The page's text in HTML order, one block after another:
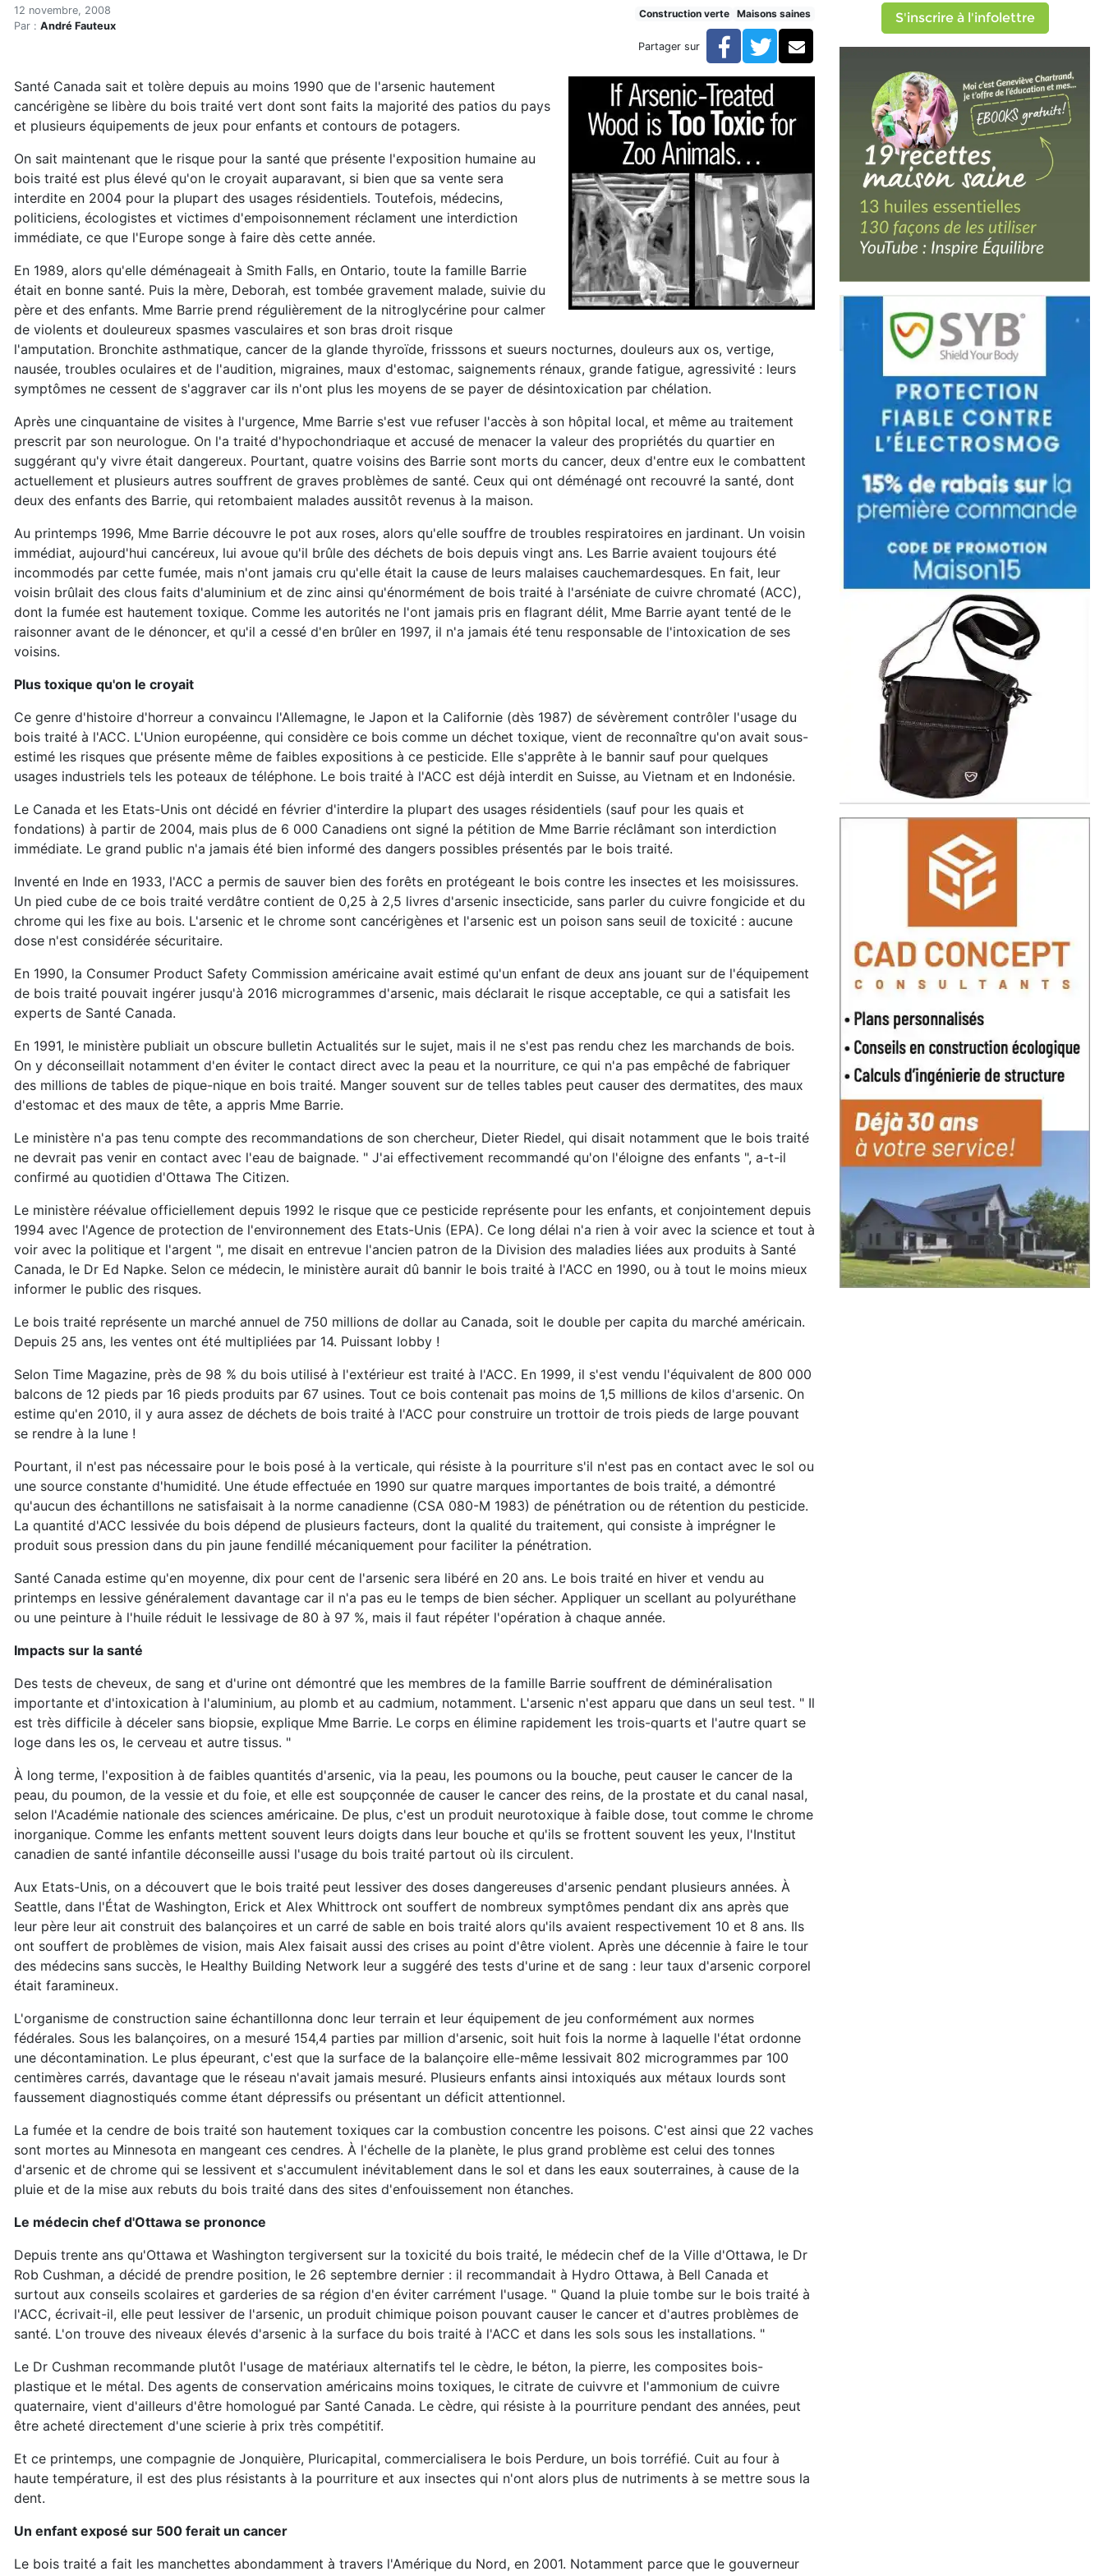
Accueil
Articles
Pique-nique à l'arsenic
Pique-nique à l'arsenic
12 novembre, 2008
Par : André Fauteux
Construction verte Maisons saines
Partager sur Facebook
TwitterCourriel
Santé Canada sait et tolère depuis au moins 1990 que de l'arsenic hautement
cancérigène se libère du bois traité vert dont sont faits la majorité des patios du pays
et plusieurs équipements de jeux pour enfants et contours de potagers.
On sait maintenant que le risque pour la santé que présente l'exposition humaine au
bois traité est plus élevé qu'on le croyait auparavant, si bien que sa vente sera
interdite en 2004 pour la plupart des usages résidentiels. Toutefois, médecins,
politiciens, écologistes et victimes d'empoisonnement réclament une interdiction
immédiate, ce que l'Europe songe à faire dès cette année.
En 1989, alors qu'elle déménageait à Smith Falls, en Ontario, toute la famille Barrie
était en bonne santé. Puis la mère, Deborah, est tombée gravement malade, suivie du
père et des enfants. Mme Barrie prend régulièrement de la nitroglycérine pour calmer
de violents et douleureux spasmes vasculaires et son bras droit risque
l'amputation. Bronchite asthmatique, cancer de la glande thyroïde, frisssons et sueurs nocturnes, douleurs aux os, vertige,
nausée, troubles oculaires et de l'audition, migraines, maux d'estomac, saignements rénaux, grande fatigue, agressivité : leurs
symptômes ne cessent de s'aggraver car ils n'ont plus les moyens de se payer de désintoxication par chélation.
Après une cinquantaine de visites à l'urgence, Mme Barrie s'est vue refuser l'accès à son hôpital local, et même au traitement
prescrit par son neurologue. On l'a traité d'hypochondriaque et accusé de menacer la valeur des propriétés du quartier en
suggérant qu'y vivre était dangereux. Pourtant, quatre voisins des Barrie sont morts du cancer, deux d'entre eux le combattent
actuellement et plusieurs autres souffrent de graves problèmes de santé. Ceux qui ont déménagé ont recouvré la santé, dont
deux des enfants des Barrie, qui retombaient malades aussitôt revenus à la maison.
Au printemps 1996, Mme Barrie découvre le pot aux roses, alors qu'elle souffre de troubles respiratoires en jardinant. Un voisin
immédiat, aujourd'hui cancéreux, lui avoue qu'il brûle des déchets de bois depuis vingt ans. Les Barrie avaient toujours été
incommodés par cette fumée, mais n'ont jamais cru qu'elle était la cause de leurs malaises cauchemardesques. En fait, leur
voisin brûlait des clous faits d'aluminium et de zinc ainsi qu'énormément de bois traité à l'arséniate de cuivre chromaté (ACC),
dont la fumée est hautement toxique. Comme les autorités ne l'ont jamais pris en flagrant délit, Mme Barrie ayant tenté de le
raisonner avant de le dénoncer, et qu'il a cessé d'en brûler en 1997, il n'a jamais été tenu responsable de l'intoxication de ses
voisins.
Plus toxique qu'on le croyait
Ce genre d'histoire d'horreur a convaincu l'Allemagne, le Japon et la Californie (dès 1987) de sévèrement contrôler l'usage du
bois traité à l'ACC. L'Union européenne, qui considère ce bois comme un déchet toxique, vient de reconnaître qu'on avait sous-
estimé les risques que présente même de faibles expositions à ce pesticide. Elle s'apprête à le bannir sauf pour quelques
usages industriels tels les poteaux de téléphone. Le bois traité à l'ACC est déjà interdit en Suisse, au Vietnam et en Indonésie.
Le Canada et les Etats-Unis ont décidé en février d'interdire la plupart des usages résidentiels (sauf pour les quais et
fondations) à partir de 2004, mais plus de 6 000 Canadiens ont signé la pétition de Mme Barrie réclâmant son interdiction
immédiate. Le grand public n'a jamais été bien informé des dangers possibles présentés par le bois traité.
Inventé en Inde en 1933, l'ACC a permis de sauver bien des forêts en protégeant le bois contre les insectes et les moisissures.
Un pied cube de ce bois traité verdâtre contient de 0,25 à 2,5 livres d'arsenic insecticide, sans parler du cuivre fongicide et du
chrome qui les fixe au bois. L'arsenic et le chrome sont cancérigènes et l'arsenic est un poison sans seuil de toxicité : aucune
dose n'est considérée sécuritaire.
En 1990, la Consumer Product Safety Commission américaine avait estimé qu'un enfant de deux ans jouant sur de l'équipement
de bois traité pouvait ingérer jusqu'à 2016 microgrammes d'arsenic, mais déclarait le risque acceptable, ce qui a satisfait les
experts de Santé Canada.
En 1991, le ministère publiait un obscure bulletin Actualités sur le sujet, mais il ne s'est pas rendu chez les marchands de bois.
On y déconseillait notamment d'en éviter le contact direct avec la peau et la nourriture, ce qui n'a pas empêché de fabriquer
des millions de tables de pique-nique en bois traité. Manger souvent sur de telles tables peut causer des dermatites, des maux
d'estomac et des maux de tête, a appris Mme Barrie.
Le ministère n'a pas tenu compte des recommandations de son chercheur, Dieter Riedel, qui disait notamment que le bois traité
ne devrait pas venir en contact avec l'eau de baignade. " J'ai effectivement recommandé qu'on l'éloigne des enfants ", a-t-il
confirmé au quotidien d'Ottawa The Citizen.
Le ministère réévalue officiellement depuis 1992 le risque que ce pesticide représente pour les enfants, et conjointement depuis
1994 avec l'Agence de protection de l'environnement des Etats-Unis (EPA). Ce long délai n'a rien à voir avec la science et tout à
voir avec la politique et l'argent ", me disait en entrevue l'ancien patron de la Division des maladies liées aux produits à Santé
Canada, le Dr Ed Napke. Selon ce médecin, le ministère aurait dû bannir le bois traité à l'ACC en 1990, ou à tout le moins mieux
informer le public des risques.
Le bois traité représente un marché annuel de 750 millions de dollar au Canada, soit le double per capita du marché américain.
Depuis 25 ans, les ventes ont été multipliées par 14. Puissant lobby !
Selon Time Magazine, près de 98 % du bois utilisé à l'extérieur est traité à l'ACC. En 1999, il s'est vendu l'équivalent de 800 000
balcons de 12 pieds par 16 pieds produits par 67 usines. Tout ce bois contenait pas moins de 1,5 millions de kilos d'arsenic. On
estime qu'en 2010, il y aura assez de déchets de bois traité à l'ACC pour construire un trottoir de trois pieds de large pouvant
se rendre à la lune !
Pourtant, il n'est pas nécessaire pour le bois posé à la verticale, qui résiste à la pourriture s'il n'est pas en contact avec le sol ou
une source constante d'humidité. Une étude effectuée en 1990 sur quatre marques importantes de bois traité, a démontré
qu'aucun des échantillons ne satisfaisait à la norme canadienne (CSA 080-M 1983) de pénétration ou de rétention du pesticide.
La quantité d'ACC lessivée du bois dépend de plusieurs facteurs, dont la qualité du traitement, qui consiste à imprégner le
produit sous pression dans du pin jaune fendillé mécaniquement pour faciliter la pénétration.
Santé Canada estime qu'en moyenne, dix pour cent de l'arsenic sera libéré en 20 ans. Le bois traité en hiver et vendu au
printemps en lessive généralement davantage car il n'a pas eu le temps de bien sécher. Appliquer un scellant au polyuréthane
ou une peinture à l'huile réduit le lessivage de 80 à 97 %, mais il faut répéter l'opération à chaque année.
Impacts sur la santé
Des tests de cheveux, de sang et d'urine ont démontré que les membres de la famille Barrie souffrent de déminéralisation
importante et d'intoxication à l'aluminium, au plomb et au cadmium, notamment. L'arsenic n'est apparu que dans un seul test. " Il
est très difficile à déceler sans biopsie, explique Mme Barrie. Le corps en élimine rapidement les trois-quarts et l'autre quart se
loge dans les os, le cerveau et autre tissus. "
À long terme, l'exposition à de faibles quantités d'arsenic, via la peau, les poumons ou la bouche, peut causer le cancer de la
peau, du poumon, de la vessie et du foie, et elle est soupçonnée de causer le cancer des reins, de la prostate et du canal nasal,
selon l'Académie nationale des sciences américaine. De plus, c'est un produit neurotoxique à faible dose, tout comme le chrome
inorganique. Comme les enfants mettent souvent leurs doigts dans leur bouche et qu'ils se frottent souvent les yeux, l'Institut
canadien de santé infantile déconseille aussi l'usage du bois traité partout où ils circulent.
Aux Etats-Unis, on a découvert que le bois traité peut lessiver des doses dangereuses d'arsenic pendant plusieurs années. À
Seattle, dans l'État de Washington, Erick et Alex Whittrock ont souffert de nombreux symptômes pendant dix ans après que
leur père leur ait construit des balançoires et un carré de sable en bois traité alors qu'ils avaient respectivement 10 et 8 ans. Ils
ont souffert de problèmes de vision, mais Alex faisait aussi des crises au point d'être violent. Après une décennie à faire le tour
des médecins sans succès, le Healthy Building Network leur a suggéré des tests d'urine et de sang : leur taux d'arsenic corporel
était faramineux.
L'organisme de construction saine échantillonna donc leur terrain et leur équipement de jeu conformément aux normes
fédérales. Sous les balançoires, on a mesuré 154,4 parties par million d'arsenic, soit huit fois la norme à laquelle l'état ordonne
une décontamination. Le plus épeurant, c'est que la surface de la balançoire elle-même lessivait 802 microgrammes par 100
centimères carrés, davantage que le réseau n'avait jamais mesuré. Plusieurs enfants ainsi intoxiqués aux métaux lourds sont
faussement diagnostiqués comme étant dépressifs ou présentant un déficit attentionnel.
La fumée et la cendre de bois traité son hautement toxiques car la combustion concentre les poisons. C'est ainsi que 22 vaches
sont mortes au Minnesota en mangeant ces cendres. À l'échelle de la planète, le plus grand problème est celui des tonnes
d'arsenic et de chrome qui se lessivent et s'accumulent inévitablement dans le sol et dans les eaux souterraines, à cause de la
pluie et de la mise aux rebuts du bois traité dans des sites d'enfouissement non étanches.
Le médecin chef d'Ottawa se prononce
Depuis trente ans qu'Ottawa et Washington tergiversent sur la toxicité du bois traité, le médecin chef de la Ville d'Ottawa, le Dr
Rob Cushman, a décidé de prendre position, le 26 septembre dernier : il recommandait à Hydro Ottawa, à Bell Canada et
surtout aux conseils scolaires et garderies de sa région d'en éviter carrément l'usage. " Quand la pluie tombe sur le bois traité à
l'ACC, écrivait-il, elle peut lessiver de l'arsenic, un produit chimique poison pouvant causer le cancer et d'autres problèmes de
santé. L'on trouve des niveaux élevés d'arsenic à la surface du bois traité à l'ACC et dans les sols sous les installations. "
Le Dr Cushman recommande plutôt l'usage de matériaux alternatifs tel le cèdre, le béton, la pierre, les composites bois-
plastique et le métal. Des agents de conservation américains moins toxiques, le citrate de cuivvre et l'ammonium de cuivre
quaternaire, vient d'ailleurs d'être homologué par Santé Canada. Le cèdre, qui résiste à la pourriture pendant des années, peut
être acheté directement d'une scierie à prix très compétitif.
Et ce printemps, une compagnie de Jonquière, Pluricapital, commercialisera le bois Perdure, un bois torréfié. Cuit au four à
haute température, il est des plus résistants à la pourriture et aux insectes qui n'ont alors plus de nutriments à se mettre sous la
dent.
Un enfant exposé sur 500 ferait un cancer
Le bois traité a fait les manchettes abondamment à travers l'Amérique du Nord, en 2001. Notamment parce que le gouverneur
S'inscrire à l'infolettre